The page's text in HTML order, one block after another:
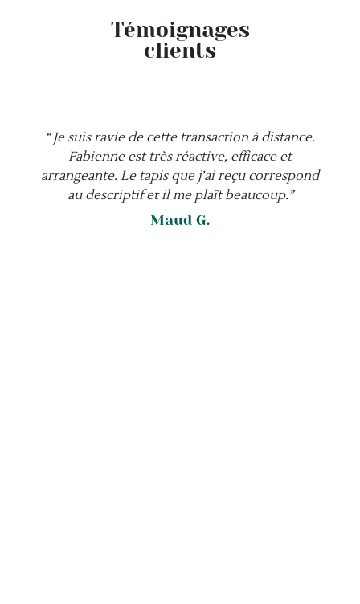
Témoignages
clients
“ Je suis ravie de cette transaction à distance.
Fabienne est très réactive, efficace et
arrangeante. Le tapis que j’ai reçu correspond
au descriptif et il me plaît beaucoup.”
Maud G.